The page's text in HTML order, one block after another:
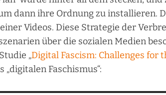
dann ihre Ordnung zu installieren.
Videos. Diese Strategie der
über die sozialen Medien
„Digital Fascism: Challenges for
„digitalen Faschismus“: